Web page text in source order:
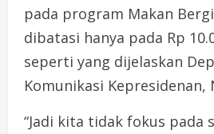
pada program Makan
dibatasi hanya pada Rp
seperti yang dijelaskan
Komunikasi Kepresidenan,
“Jadi kita tidak fokus pada